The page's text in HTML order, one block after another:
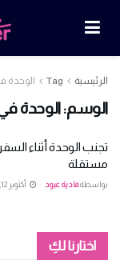
الرئيسية Tag الوحدة
الوسم:الوحدة
مستقلة
بواسطةفادية عبود أكتوبر 12, 2025
اختارنا لكِ